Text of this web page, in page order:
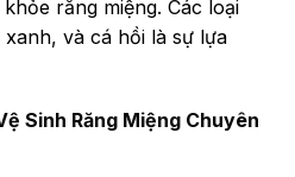
răng miệng. Các loại
và cá hồi là sự lựa
Sinh Răng Miệng Chuyên